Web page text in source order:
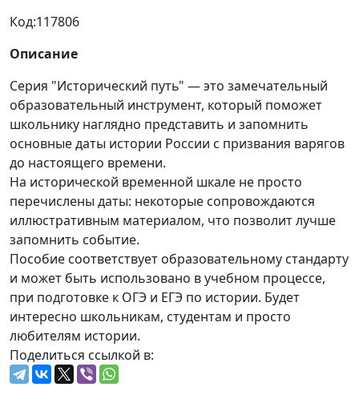
Код:117806
Описание
Серия "Исторический путь" — это замечательный
образовательный инструмент, который поможет
школьнику наглядно представить и запомнить
основные даты истории России с призвания варягов
до настоящего времени.
На исторической временной шкале не просто
перечислены даты: некоторые сопровождаются
иллюстративным материалом, что позволит лучше
запомнить событие.
Пособие соответствует образовательному стандарту
и может быть использовано в учебном процессе,
при подготовке к ОГЭ и ЕГЭ по истории. Будет
интересно школьникам, студентам и просто
любителям истории.
Поделиться ссылкой в: